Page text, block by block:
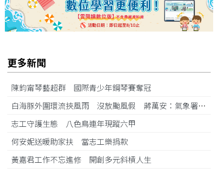
更多新聞
陳鈞甯琴藝超群 國際青少年鋼琴賽奪冠
白海豚外圍環流挾風雨 沒放颱風假 蔣萬安：氣象署沒發陸警
志工守護生態 八色鳥連年現蹤六甲
何安妮送暖助家扶 當志工樂捐款
黃嘉君工作不忘進修 開創多元斜槓人生